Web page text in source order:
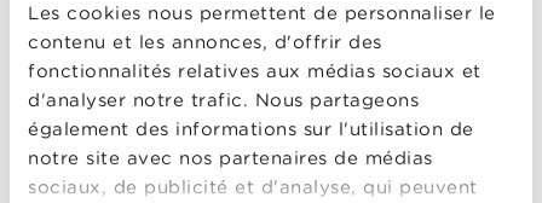
Les cookies nous permettent de personnaliser le
contenu et les annonces, d'offrir des
fonctionnalités relatives aux médias sociaux et
d'analyser notre trafic. Nous partageons
également des informations sur l'utilisation de
notre site avec nos partenaires de médias
sociaux, de publicité et d'analyse, qui peuvent
Lausanneva vous faire danser!
Citycable veut vous en faire profiter et a sélectionné
deux dates pour lesquelles des places vous sont
offertes! Participez à notre concoursjusqu'au
5 juin à minuit